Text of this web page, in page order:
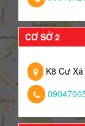
CƠ SỞ 2
K8 Cư